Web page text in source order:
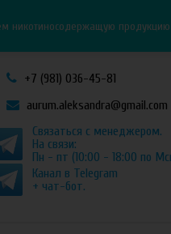
продукцию
+7 (981) 036-45-81
aurum.aleksandra@gmail.com
Связаться с менеджером.
На связи:
Пн - пт (10:00 - 18:00 по
Канал в Telegram
+ чат-бот.